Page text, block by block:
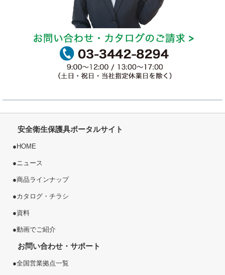
安全衛生保護具ポータルサイト
●HOME
● ニュース
●商品ラインナップ
●カタログ・チラシ
●資料
●動画でご紹介
お問い合わせ・サポート
●全国営業拠点一覧